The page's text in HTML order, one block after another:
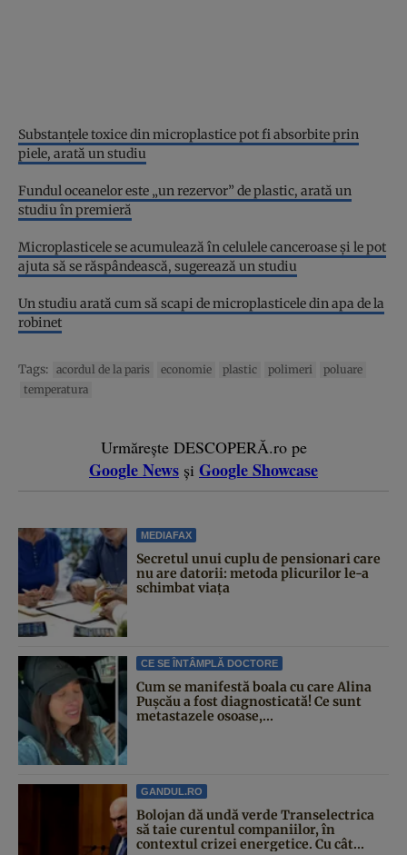
Substanțele toxice din microplastice pot fi absorbite prin
piele, arată un studiu
Fundul oceanelor este „un rezervor” de plastic, arată un
studiu în premieră
Microplasticele se acumulează în celulele canceroase și le pot
ajuta să se răspândească, sugerează un studiu
Un studiu arată cum să scapi de microplasticele din apa de la
robinet
Tags: acordul de la paris economie plastic polimeri
poluare
temperatura
Urmărește DESCOPERĂ.ro pe
Google News și Google Showcase
MEDIAFAX
Secretul unui cuplu de pensionari care
nu are datorii: metoda plicurilor le-a
schimbat viața
CE SE ÎNTÂMPLĂ DOCTORE
Cum se manifestă boala cu care Alina
Pușcău a fost diagnosticată! Ce sunt
metastazele osoase,...
GANDUL.RO
Bolojan dă undă verde Transelectrica
să taie curentul companiilor, în
contextul crizei energetice. Cu cât...